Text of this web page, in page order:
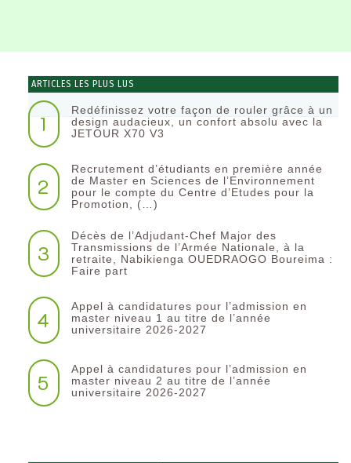
ARTICLES LES PLUS LUS
1
Redéfinissez votre façon de rouler grâce à un
design audacieux, un confort absolu avec la
JETOUR X70 V3
2
Recrutement d’étudiants en première année
de Master en Sciences de l’Environnement
pour le compte du Centre d’Etudes pour la
Promotion, (…)
3
Décès de l’Adjudant-Chef Major des
Transmissions de l’Armée Nationale, à la
retraite, Nabikienga OUEDRAOGO Boureima :
Faire part
4
Appel à candidatures pour l’admission en
master niveau 1 au titre de l’année
universitaire 2026-2027
5
Appel à candidatures pour l’admission en
master niveau 2 au titre de l’année
universitaire 2026-2027